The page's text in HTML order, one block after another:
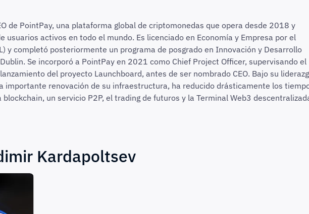
de PointPay, una plataforma global de criptomonedas que opera desde 2018 y
usuarios activos en todo el mundo. Es licenciado en Economía y Empresa por el
y completó posteriormente un programa de posgrado en Innovación y Desarrollo
Se incorporó a PointPay en 2021 como Chief Project Officer, supervisando el
del proyecto Launchboard, antes de ser nombrado CEO. Bajo su
importante renovación de su infraestructura, ha reducido drásticamente los
blockchain, un servicio P2P, el trading de futuros y la Terminal Web3
Kardapoltsev